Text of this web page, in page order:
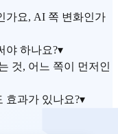
가요, AI 쪽 변화인가
야 하나요?▾
것, 어느 쪽이 먼저인
효과가 있나요?▾